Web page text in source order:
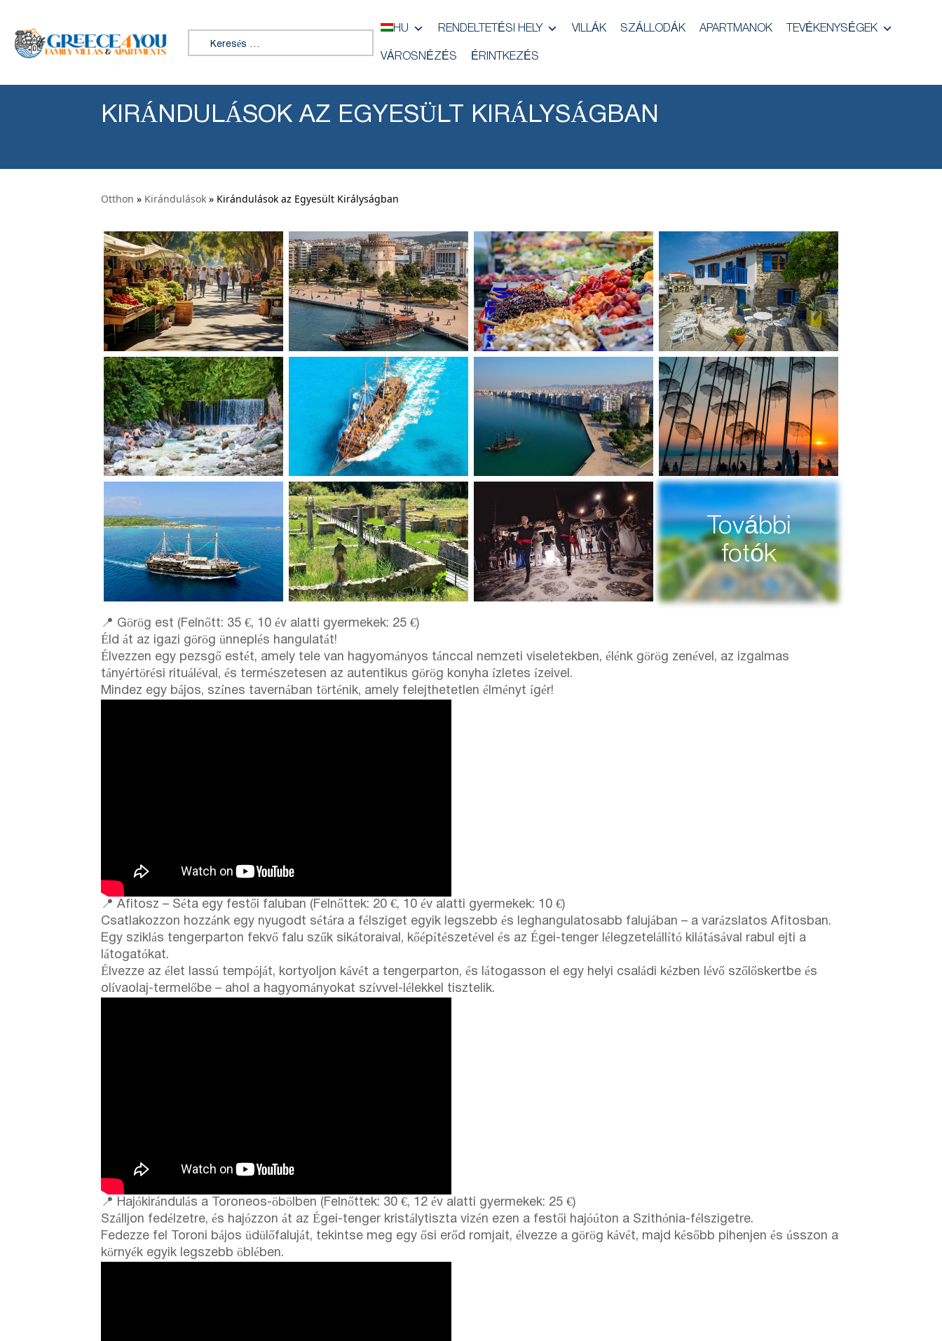
Keresés:
HU RENDELTETÉSI HELY VILLÁK SZÁLLODÁK APARTMANOK TEVÉKENYSÉGEK
VÁROSNÉZÉS ÉRINTKEZÉS
KIRÁNDULÁSOK AZ EGYESÜLT KIRÁLYSÁGBAN
Otthon » Kirándulások » Kirándulások az Egyesült Királyságban
További
fotók
📍 Görög est (Felnőtt: 35 €, 10 év alatti gyermekek: 25 €)
Éld át az igazi görög ünneplés hangulatát!
Élvezzen egy pezsgő estét, amely tele van hagyományos tánccal nemzeti viseletekben, élénk görög zenével, az izgalmas
tányértörési rituáléval, és természetesen az autentikus görög konyha ízletes ízeivel.
Mindez egy bájos, színes tavernában történik, amely felejthetetlen élményt ígér!
📍 Afitosz – Séta egy festői faluban (Felnőttek: 20 €, 10 év alatti gyermekek: 10 €)
Csatlakozzon hozzánk egy nyugodt sétára a félsziget egyik legszebb és leghangulatosabb falujában – a varázslatos Afitosban.
Egy sziklás tengerparton fekvő falu szűk sikátoraival, kőépítészetével és az Égei-tenger lélegzetelállító kilátásával rabul ejti a
látogatókat.
Élvezze az élet lassú tempóját, kortyoljon kávét a tengerparton, és látogasson el egy helyi családi kézben lévő szőlőskertbe és
olívaolaj-termelőbe – ahol a hagyományokat szívvel-lélekkel tisztelik.
📍 Hajókirándulás a Toroneos-öbölben (Felnőttek: 30 €, 12 év alatti gyermekek: 25 €)
Szálljon fedélzetre, és hajózzon át az Égei-tenger kristálytiszta vizén ezen a festői hajóúton a Szithónia-félszigetre.
Fedezze fel Toroni bájos üdülőfaluját, tekintse meg egy ősi erőd romjait, élvezze a görög kávét, majd később pihenjen és ússzon a
környék egyik legszebb öblében.